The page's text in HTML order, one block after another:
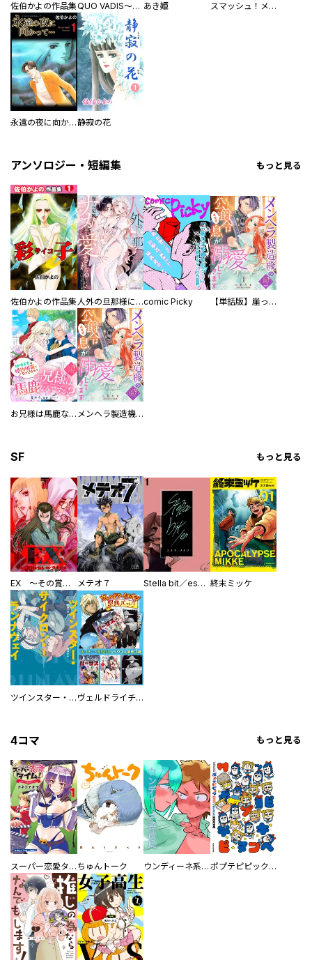
佐伯かよの作品集 QUO VADIS～クオ・ヴァディス～ あき姫 スマッシュ！メグ
永遠の夜に向かって…静寂の花
アンソロジー・短編集 もっと見る
佐伯かよの作品集 人外の旦那様に娶られ毎晩ナカまで愛される…。アンソロジーcomic Picky 【単話版】崖っぷち令嬢ですが、意地と策略で幸せになります！シリーズ
お兄様は馬鹿なんですか？～地味王女は婚約破棄に巻き込まれる～ メンヘラ製造機の公爵令息（過保護）が溺愛してきます
SF もっと見る
EX ～その賞金稼ぎは、世界の出口を探す～【単行本版】 メテオ７ Stella bit／es【単話版】 終末ミッケ
ツインスター・サイクロン・ランナウェイ ヴェルドライチオシ聖典パック 『転スラ』ミニ画集付き シリウス人気作３選
4コマ もっと見る
スーパー恋愛タイム！～現場でドＳな彼女は自宅でデレる～ ちゅんトーク ウンディーネ系彼氏 ポプテピピック SEASON EIGHT